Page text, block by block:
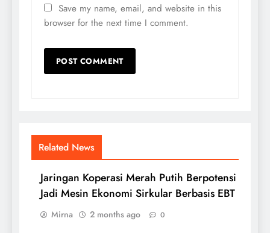
Save my name, email, and website in this
browser for the next time I comment.
Related News
Jaringan Koperasi Merah Putih Berpotensi
Jadi Mesin Ekonomi Sirkular Berbasis EBT
Mirna 2 months ago 0